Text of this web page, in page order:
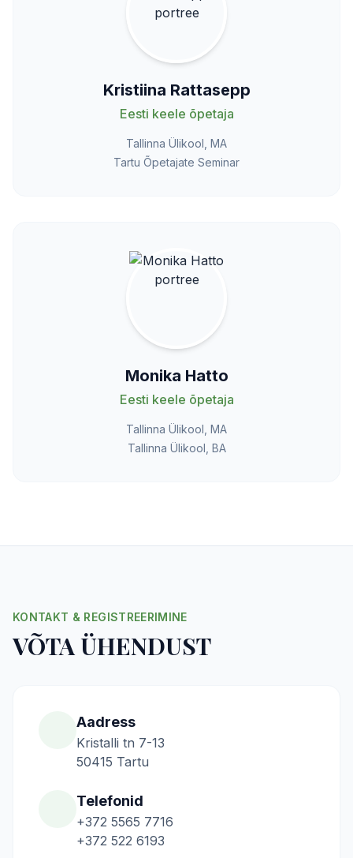
Kristiina Rattasepp
Eesti keele õpetaja
Tallinna Ülikool, MA
Tartu Õpetajate Seminar
Monika Hatto
Eesti keele õpetaja
Tallinna Ülikool, MA
Tallinna Ülikool, BA
KONTAKT & REGISTREERIMINE
VÕTA ÜHENDUST
Aadress
Kristalli tn 7-13
50415 Tartu
Telefonid
+372 5565 7716
+372 522 6193